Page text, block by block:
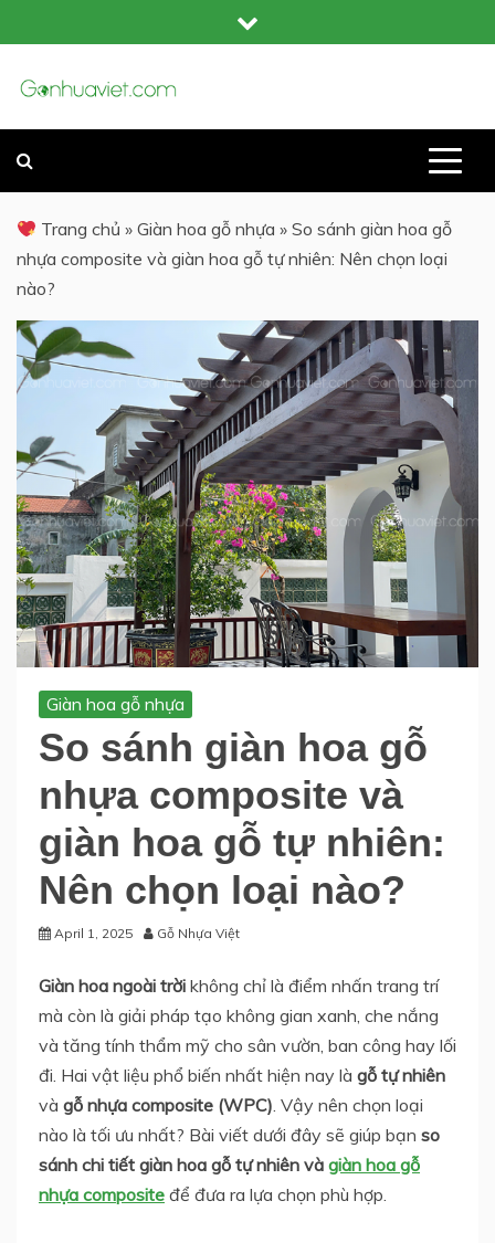
to
GỖ NHỰA VIỆT
Trang chủ »Giàn hoa gỗ nhựa »So sánh giàn hoa gỗ
nhựa composite và giàn hoa gỗ tự nhiên: Nên chọn loại
nào?
Giàn hoa gỗ nhựa
So sánh giàn hoa gỗ
nhựa composite và
giàn hoa gỗ tự nhiên:
Nên chọn loại nào?
April 1, 2025 Gỗ Nhựa Việt
Giàn hoa ngoài trời không chỉ là điểm nhấn trang trí
mà còn là giải pháp tạo không gian xanh, che nắng
và tăng tính thẩm mỹ cho sân vườn, ban công hay lối
đi. Hai vật liệu phổ biến nhất hiện nay là gỗ tự nhiên
và gỗ nhựa composite (WPC) . Vậy nên chọn loại
nào là tối ưu nhất? Bài viết dưới đây sẽ giúp bạn so
sánh chi tiết giàn hoa gỗ tự nhiên và giàn hoa gỗ
nhựa composite để đưa ra lựa chọn phù hợp.